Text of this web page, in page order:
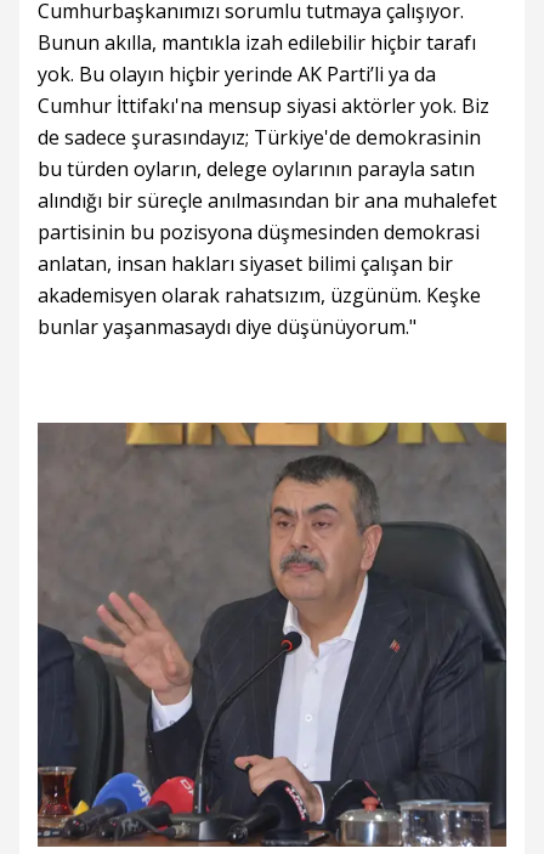
Cumhurbaşkanımızı sorumlu tutmaya çalışıyor.
Bunun akılla, mantıkla izah edilebilir hiçbir tarafı
yok. Bu olayın hiçbir yerinde AK Parti’li ya da
Cumhur İttifakı'na mensup siyasi aktörler yok. Biz
de sadece şurasındayız; Türkiye'de demokrasinin
bu türden oyların, delege oylarının parayla satın
alındığı bir süreçle anılmasından bir ana muhalefet
partisinin bu pozisyona düşmesinden demokrasi
anlatan, insan hakları siyaset bilimi çalışan bir
akademisyen olarak rahatsızım, üzgünüm. Keşke
bunlar yaşanmasaydı diye düşünüyorum."